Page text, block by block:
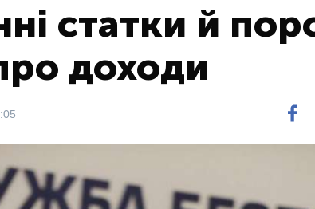
статки й
доходи